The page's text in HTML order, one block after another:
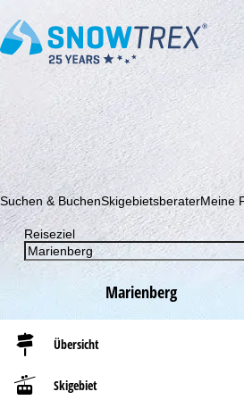
Abonnieren Sie unseren Newsletter
Suchen & BuchenSkigebietsberaterMeine
Reiseziel
Marienberg
Übersicht
Skigebiet